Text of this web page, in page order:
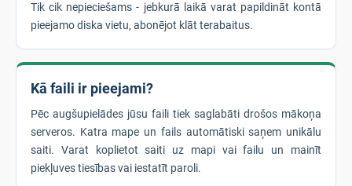
Tik cik nepieciešams - jebkurā laikā varat papildināt kontā
pieejamo diska vietu, abonējot klāt terabaitus.
Kā faili ir pieejami?
Pēc augšupielādes jūsu faili tiek saglabāti drošos mākoņa
serveros. Katra mape un fails automātiski saņem unikālu
saiti. Varat koplietot saiti uz mapi vai failu un mainīt
piekļuves tiesības vai iestatīt paroli.